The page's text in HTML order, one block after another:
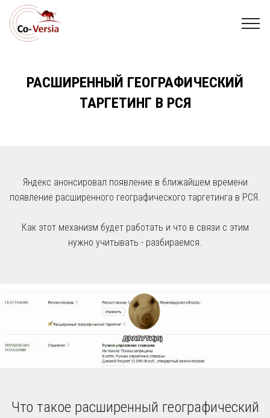
РАСШИРЕННЫЙ ГЕОГРАФИЧЕСКИЙ
ТАРГЕТИНГ В РСЯ
Яндекс анонсировал появление в ближайшем времени
появление расширенного географического таргетинга в РСЯ.
Как этот механизм будет работать и что в связи с этим
нужно учитывать - разбираемся.
Что такое расширенный географический